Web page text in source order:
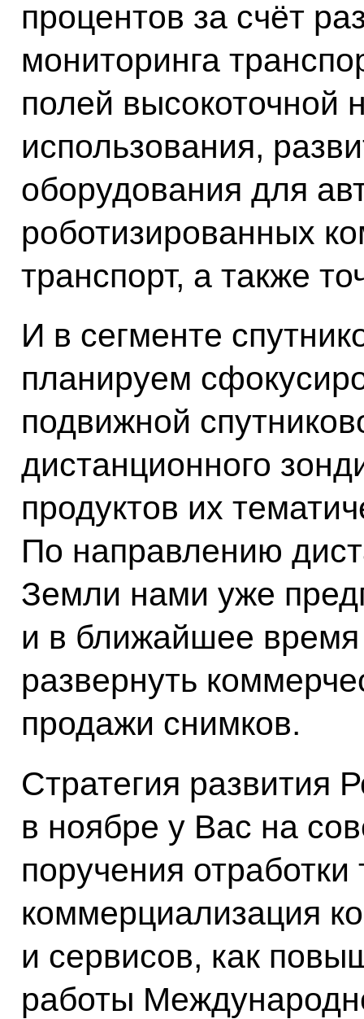
процентов за счёт
мониторинга
полей высокоточной
использования,
оборудования для
роботизированных
транспорт, а также
И в сегменте
планируем
подвижной
дистанционного
продуктов их
По направлению
Земли нами уже
и в ближайшее
развернуть
продажи снимков.
Стратегия развития
в ноябре у Вас на
поручения
коммерциализация
и сервисов, как
работы